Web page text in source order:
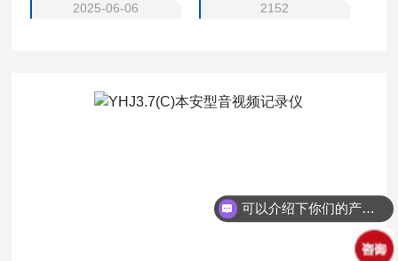
2025-06-06 2152
可以介绍下你们的产品么？